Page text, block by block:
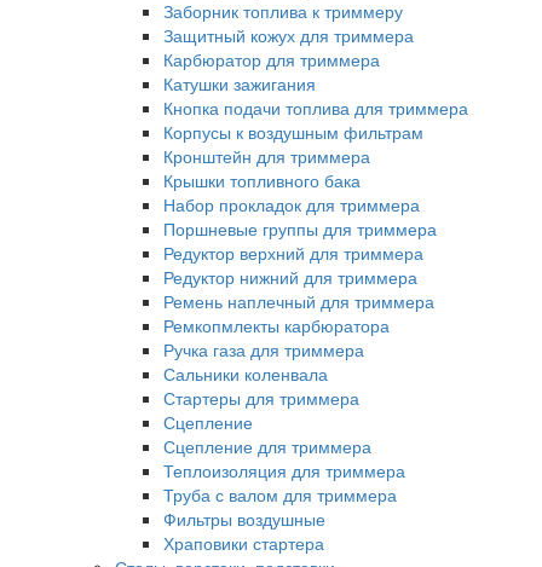
Заборник топлива к триммеру
Защитный кожух для триммера
Карбюратор для триммера
Катушки зажигания
Кнопка подачи топлива для триммера
Корпусы к воздушным фильтрам
Кронштейн для триммера
Крышки топливного бака
Набор прокладок для триммера
Поршневые группы для триммера
Редуктор верхний для триммера
Редуктор нижний для триммера
Ремень наплечный для триммера
Ремкопмлекты карбюратора
Ручка газа для триммера
Сальники коленвала
Стартеры для триммера
Сцепление
Сцепление для триммера
Теплоизоляция для триммера
Труба с валом для триммера
Фильтры воздушные
Храповики стартера